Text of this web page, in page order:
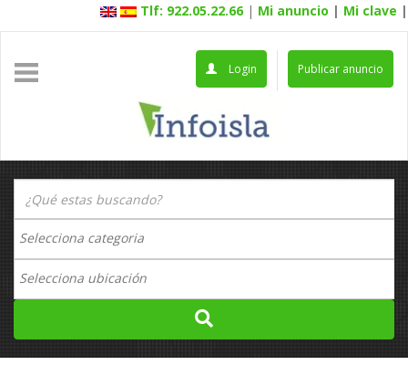
Tlf: 922.05.22.66 | Mi anuncio | Mi clave |
Publicar anuncio
Login